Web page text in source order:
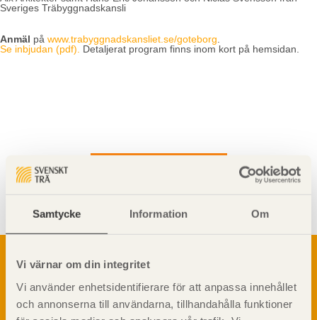
Samtycke Information Om
Vi värnar om din integritet
Vi använder enhetsidentifierare för att anpassa innehållet
och annonserna till användarna, tillhandahålla funktioner
Sveriges Träbyggnadskansli
Anmäl på www.trabyggnadskansliet.se/goteborg
Se inbjudan (pdf).
Detaljerat program finns inom kort på hemsidan.
Skogsbruk
Barrträdets uppbyggnad
TräGuiden är den digitala handboken för trä och
träbyggande och innehåller information om
materialet trä samt instruktioner för byggande